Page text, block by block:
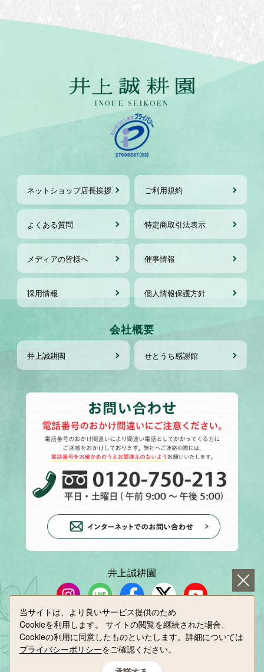
ネットショップ店長挨拶 ご利用規約
よくある質問 特定商取引法表示
メディアの皆様へ 催事情報
採用情報 個人情報保護方針
会社概要
井上誠耕園 せとうち感謝館
井上誠耕園
小豆島せとうち感謝館
当サイトは、より良いサービス提供のため
Cookieを利用します。
サイトの閲覧を継続された場合、
Cookieの利用に同意したものといたします。詳細については
プライバシーポリシーをご確認ください。